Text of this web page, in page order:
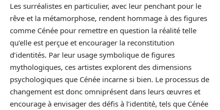
Les surréalistes en particulier, avec leur penchant pour le
rêve et la métamorphose, rendent hommage à des figures
comme Cénée pour remettre en question la réalité telle
qu’elle est perçue et encourager la reconstitution
d’identités. Par leur usage symbolique de figures
mythologiques, ces artistes explorent des dimensions
psychologiques que Cénée incarne si bien. Le processus de
changement est donc omniprésent dans leurs œuvres et
encourage à envisager des défis à l’identité, tels que Cénée